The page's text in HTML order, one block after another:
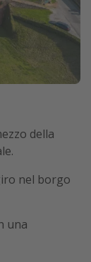
della
nel borgo
una